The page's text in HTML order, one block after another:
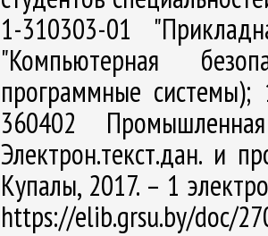
1-310303-01
"Компьютерная
программные
360402
Электрон.текст.дан. и
Купалы, 2017. – 1
https://elib.grsu.by/doc/